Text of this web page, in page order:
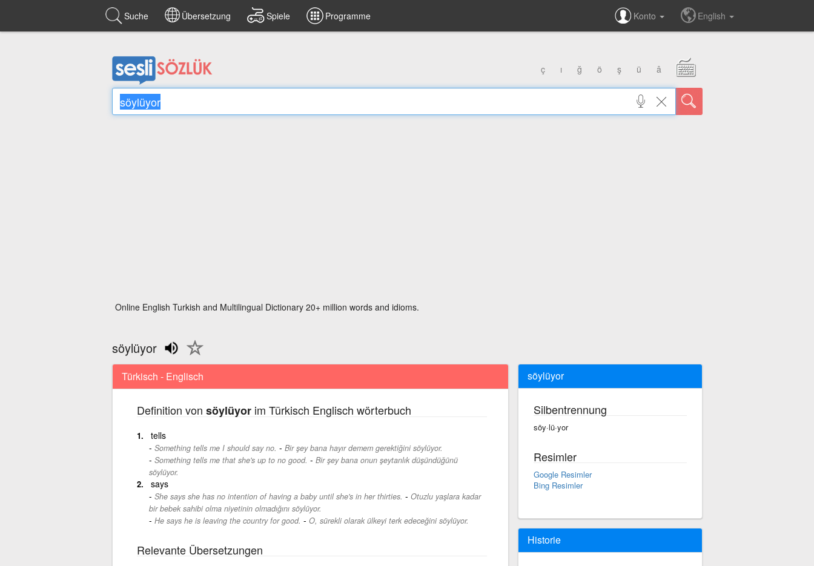
Suche Übersetzung Spiele Programme Konto English
ç ı ğ ö ş ü â
Online English Turkish and Multilingual Dictionary 20+ million words and idioms.
söylüyor
Türkisch - Englisch
Definition von söylüyorim Türkisch Englisch wörterbuch
tells
Something tells me I should say no. - Bir şey bana hayır demem gerektiğini söylüyor.
Something tells me that she's up to no good. - Bir şey bana onun şeytanlık düşündüğünü
söylüyor.
says
She says she has no intention of having a baby until she's in her thirties. - Otuzlu yaşlara kadar
bir bebek sahibi olma niyetinin olmadığını söylüyor.
He says he is leaving the country for good. - O, sürekli olarak ülkeyi terk edeceğini söylüyor.
Relevante Übersetzungen
söylüyor
Silbentrennung
söy·lü·yor
Resimler
Google Resimler
Bing Resimler
Historie